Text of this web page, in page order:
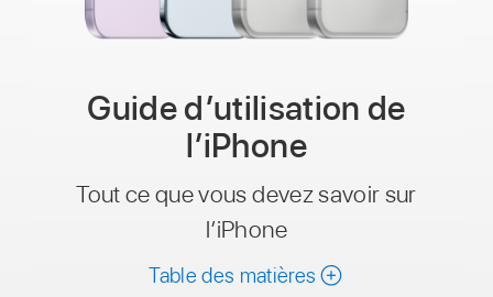
Guide d’utilisation de
l’iPhone
Tout ce que vous devez savoir sur
l’iPhone
Table des matières